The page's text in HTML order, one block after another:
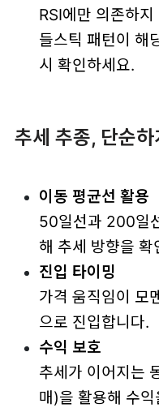
RSI에만 의존하
들스틱 패턴이 해
시 확인하세요.
추세 추종, 단순하
이동 평균선 활용
50일선과 200일
해 추세 방향을 확
진입 타이밍
가격 움직임이 모
으로 진입합니다.
수익 보호
추세가 이어지는
매)을 활용해 수